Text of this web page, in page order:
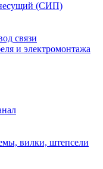
(СИП)
связи
и электромонтажа
вилки, штепсели